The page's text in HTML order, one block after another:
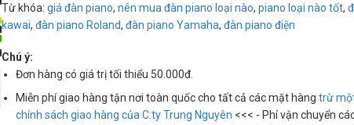
Từ khóa: giá đàn piano, nên mua đàn piano loại nào, piano loại nào tốt,
kawai, đàn piano Roland, đàn piano Yamaha, đàn piano điện
Chú ý:
Đơn hàng có giá trị tối thiểu 50.000đ.
Miễn phí giao hàng tận nơi toàn quốc cho tất cả các mặt hàng trừ
chính sách giao hàng của C.ty Trung Nguyên <<< - Phí vận chuyển